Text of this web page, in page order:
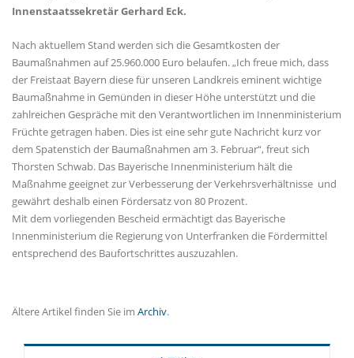
Innenstaatssekretär Gerhard Eck.
Nach aktuellem Stand werden sich die Gesamtkosten der
Baumaßnahmen auf 25.960.000 Euro belaufen. „Ich freue mich, dass
der Freistaat Bayern diese für unseren Landkreis eminent wichtige
Baumaßnahme in Gemünden in dieser Höhe unterstützt und die
zahlreichen Gespräche mit den Verantwortlichen im Innenministerium
Früchte getragen haben. Dies ist eine sehr gute Nachricht kurz vor
dem Spatenstich der Baumaßnahmen am 3. Februar“, freut sich
Thorsten Schwab. Das Bayerische Innenministerium hält die
Maßnahme geeignet zur Verbesserung der Verkehrsverhältnisse und
gewährt deshalb einen Fördersatz von 80 Prozent.
Mit dem vorliegenden Bescheid ermächtigt das Bayerische
Innenministerium die Regierung von Unterfranken die Fördermittel
entsprechend des Baufortschrittes auszuzahlen.
Ältere Artikel finden Sie im Archiv.